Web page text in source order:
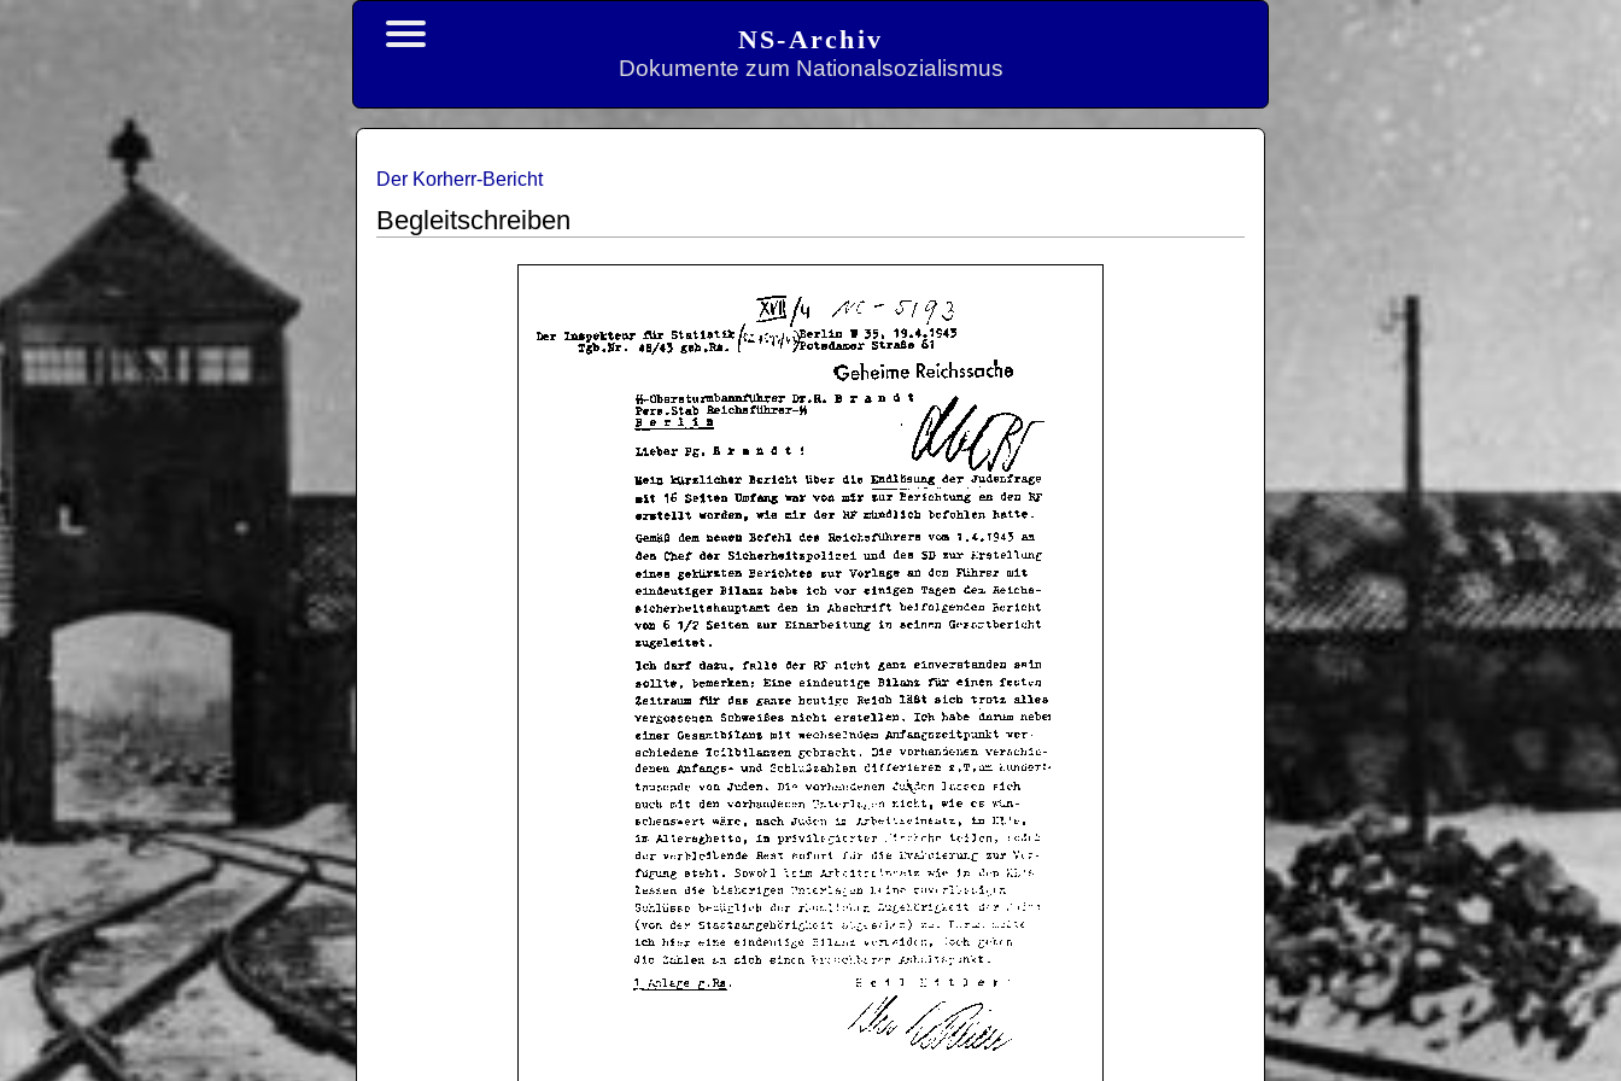
NS-Archiv
Dokumente zum Nationalsozialismus
Der Korherr-Bericht
Begleitschreiben